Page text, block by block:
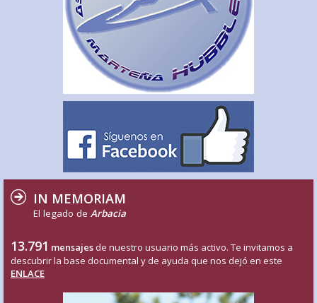
IN MEMORIAM
El legado de Arbacia
13.791 mensajes de nuestro usuario más activo. Te invitamos a
descubrir la base documental y de ayuda que nos dejó en este
ENLACE